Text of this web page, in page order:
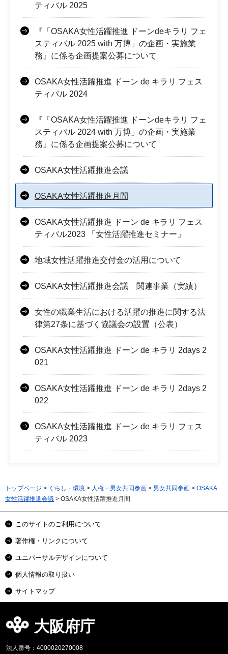
ティバル 2025
『「OSAKA女性活躍推進 ドーンdeキラリ フェ
スティバル 2025 with 万博」の企画・実施業
務』に係る企画提案公募について
OSAKA女性活躍推進 ドーン de キラリ フェス
ティバル 2024
『「OSAKA女性活躍推進 ドーンdeキラリ フェ
スティバル 2024 with 万博」の企画・実施業
務』に係る企画提案公募について
OSAKA女性活躍推進会議
OSAKA女性活躍推進月間
OSAKA女性活躍推進 ドーン de キラリ フェス
ティバル2023 「女性活躍推進セミナー」
地域女性活躍推進交付金の活用について
OSAKA女性活躍推進会議 関連事業（実績）
女性の職業生活における活躍の推進に関する法
律第27条に基づく協議会の設置（公表）
OSAKA女性活躍推進 ドーン de キラリ 2days 2
021
OSAKA女性活躍推進 ドーン de キラリ 2days 2
022
OSAKA女性活躍推進 ドーン de キラリ フェス
ティバル 2023
トップページ > くらし・環境 > 人権・男女共同参画 > 男女共同参画 > OSAKA
女性活躍推進会議 > OSAKA女性活躍推進月間
このサイトのご利用について
著作権・リンクについて
ユニバーサルデザインについて
個人情報の取り扱い
サイトマップ
大阪府庁
法人番号：4000020270008